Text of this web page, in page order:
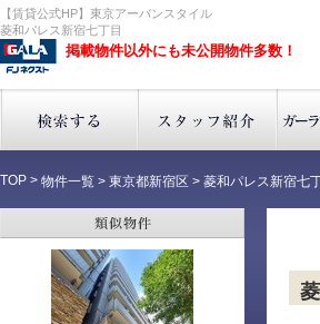
【賃貸公式HP】東京アーバンスタイル
菱和パレス新宿七丁目
掲載物件以外にも未公開物件多数！
TOP > 物件一覧 > 東京都新宿区 > 菱和パレス新宿七